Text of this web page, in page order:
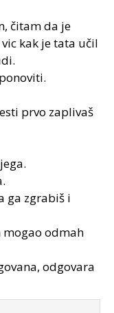
čitam da je
kak je tata učil
prvo zaplivaš
ga zgrabiš i
odmah
odgovara